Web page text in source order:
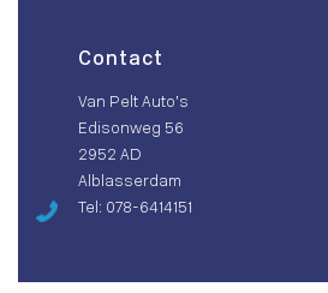
Contact
Van Pelt Auto’s
Edisonweg 56
2952 AD
Alblasserdam
Tel: 078-6414151